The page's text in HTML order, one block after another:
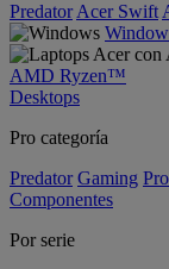
Predator Acer Swift
AMD Ryzen™
Desktops
Pro categoría
Predator Gaming
Componentes
Por serie